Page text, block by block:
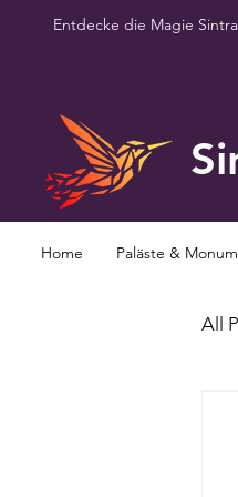
Entdecke die Magie
Home Paläste &
All